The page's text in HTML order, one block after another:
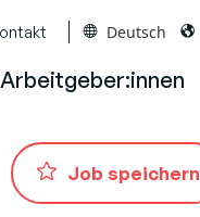
Deutsch
Arbeitgeber:innen
Job speichern